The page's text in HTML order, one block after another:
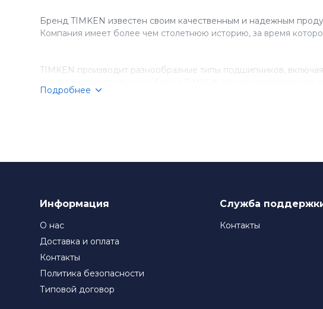
Бренд TIMKEN известен своим качественным и надежным
Компания имеет более чем столетнюю историю, за время
TIMKEN производит разнообразные типы подшипников,
Подробнее
Информация
О нас
Доставка и оплата
Контакты
Политика безопасности
Типовой договор
Служба
Контакты